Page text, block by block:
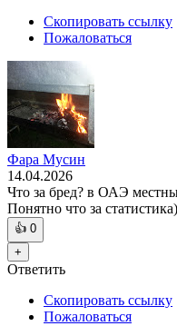
Скопировать ссылку
Пожаловаться
Фара Мусин
14.04.2026
Что за бред? в ОАЭ
Понятно что за
👍 0
+
Ответить
Скопировать ссылку
Пожаловаться